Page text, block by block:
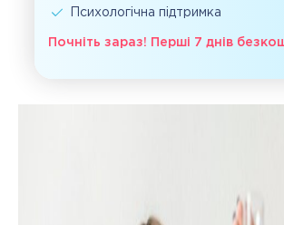
Психологічна підтримка
Почніть зараз! Перші 7 днів